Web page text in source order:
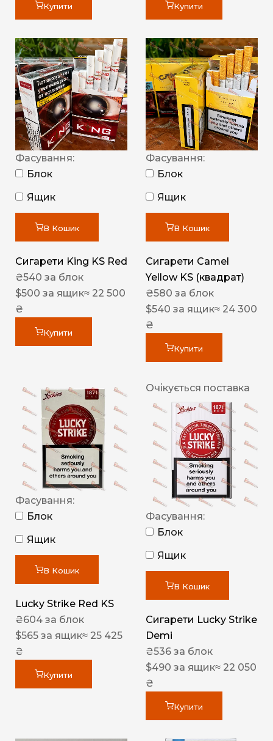
Купити Купити
Фасування:
Блок
Ящик
В Кошик
Сигарети King KS Red
₴540 за блок
$500 за ящик≈ 22 500
₴
Купити
Фасування:
Блок
Ящик
В Кошик
Сигарети Camel
Yellow KS (квадрат)
₴580 за блок
$540 за ящик≈ 24 300
₴
Купити
Фасування:
Блок
Ящик
В Кошик
Lucky Strike Red KS
₴604 за блок
$565 за ящик≈ 25 425
₴
Купити
Очікується поставка
Фасування:
Блок
Ящик
В Кошик
Сигарети Lucky Strike
Demi
₴536 за блок
$490 за ящик≈ 22 050
₴
Купити